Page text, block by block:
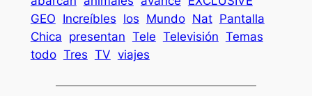
GEO Increíbles los Mundo Nat Pantalla
Chica presentan Tele Televisión Temas
todo Tres TV viajes